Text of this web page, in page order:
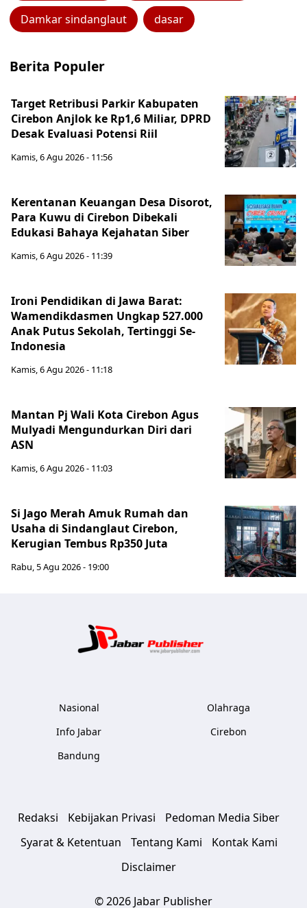
Damkar sindanglaut dasar
Berita Populer
Target Retribusi Parkir Kabupaten
Cirebon Anjlok ke Rp1,6 Miliar, DPRD
Desak Evaluasi Potensi Riil
Kamis, 6 Agu 2026 - 11:56
Kerentanan Keuangan Desa Disorot,
Para Kuwu di Cirebon Dibekali
Edukasi Bahaya Kejahatan Siber
Kamis, 6 Agu 2026 - 11:39
Ironi Pendidikan di Jawa Barat:
Wamendikdasmen Ungkap 527.000
Anak Putus Sekolah, Tertinggi Se-
Indonesia
Kamis, 6 Agu 2026 - 11:18
Mantan Pj Wali Kota Cirebon Agus
Mulyadi Mengundurkan Diri dari
ASN
Kamis, 6 Agu 2026 - 11:03
Si Jago Merah Amuk Rumah dan
Usaha di Sindanglaut Cirebon,
Kerugian Tembus Rp350 Juta
Rabu, 5 Agu 2026 - 19:00
Nasional
Info Jabar
Bandung
Olahraga
Cirebon
Redaksi Kebijakan Privasi
Pedoman Media Siber
Syarat & Ketentuan
Tentang Kami
Kontak Kami
Disclaimer
© 2026 Jabar Publisher